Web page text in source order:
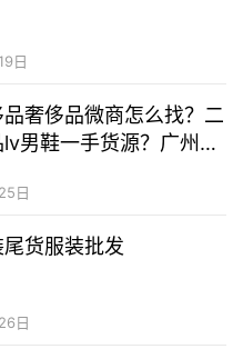
日
奢侈品微商怎么找？二
男鞋一手货源？广州卖
日
货服装批发
日